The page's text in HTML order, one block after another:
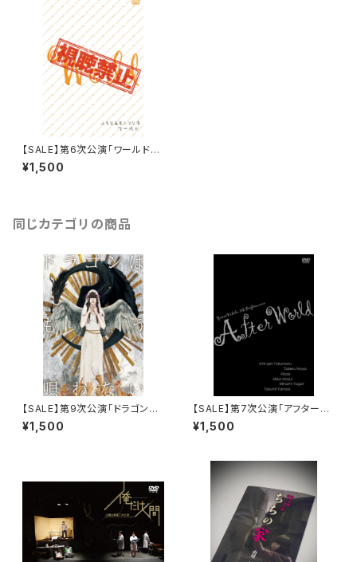
【SALE】第6次公演「ワールド」D
VD
¥1,500
同じカテゴリの商品
【SALE】第9次公演「ドラゴンは
もう唄わない」DVD
¥1,500
【SALE】第7次公演「アフターワ
ールド」DVD
¥1,500